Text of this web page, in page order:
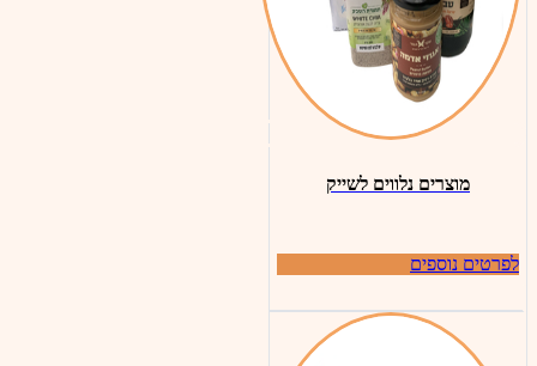
מוצרים נלווים לשייק
לפרטים נוספים